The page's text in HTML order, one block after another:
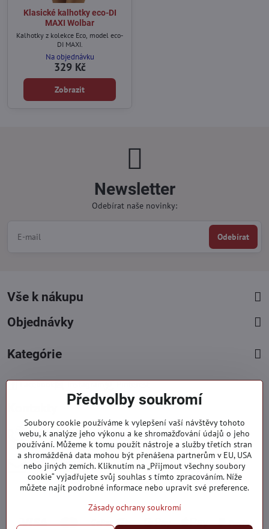
Klasické kalhotky eco-DI
MAXI Wolbar
Kalhotky z kolekce Eco, model eco-
DI MAXI.
Na objednávku
329 Kč
Zobrazit
Newsletter
Odebírat naše novinky:
Odebírat
Vše k nákupu
Objednávky
Kategórie
+421 919 060 751
Pondělí - Pátek : 09:00 - 15:00 hod.
info​@everlady​.eu
Non stop ( 24/7 )
Předvolby soukromí
Soubory cookie používáme k vylepšení vaší návštěvy tohoto
webu, k analýze jeho výkonu a ke shromažďování údajů o jeho
používání. Můžeme k tomu použít nástroje a služby třetích stran
a shromážděná data mohou být přenášena partnerům v EU, USA
nebo jiných zemích. Kliknutím na „Přijmout všechny soubory
cookie“ vyjadřujete svůj souhlas s tímto zpracováním. Níže
můžete najít podrobné informace nebo upravit své preference.
Zásady ochrany soukromí